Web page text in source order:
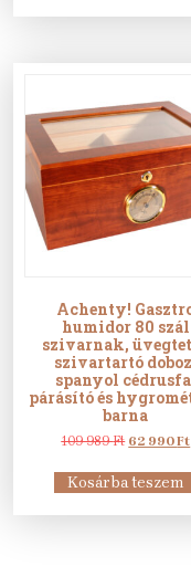
Achenty!
humidor 80 szál
szivarnak,
szivartartó
spanyol
párásító és
barna
109 989Ft Original
was:
109
62 990Ft
Kosárba teszem